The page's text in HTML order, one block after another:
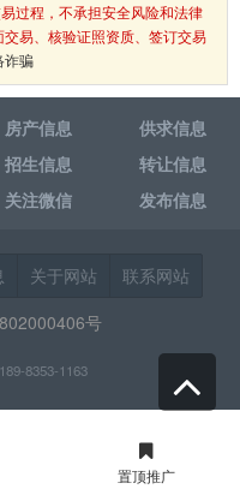
过程，不承担安全风险和法律
易、核验证照资质、签订交易
诈骗
房产信息
供求信息
招生信息
转让信息
关注微信 发布信息
关于网站
联系网站
号
8353-1163
置顶推广